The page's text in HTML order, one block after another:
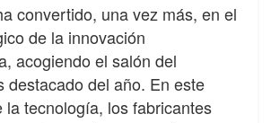
convertido, una vez más, en el
de la innovación
acogiendo el salón del
destacado del año. En este
la tecnología, los fabricantes